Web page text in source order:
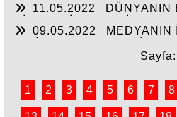
ÇEVİRMESİNİ
11.05.2022
DÜNYANIN
KURTULMANINDA
09.05.2022
MEDYANIN
YAKIN İŞSİZE İŞ BAŞARISI!!
Sayfa:
1 2 3 4 5 6 7 8